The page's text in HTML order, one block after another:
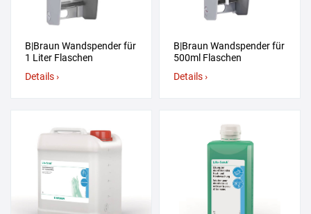
B|Braun Wandspender für
1 Liter Flaschen
Details ›
B|Braun Wandspender für
500ml Flaschen
Details ›